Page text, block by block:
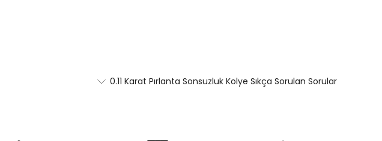
0.11 Karat Pırlanta Sonsuzluk Kolye Sıkça Sorulan Sorular